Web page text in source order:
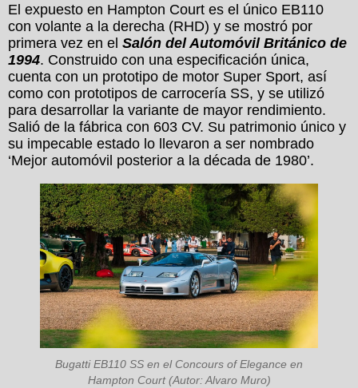
El expuesto en Hampton Court es el único EB110
con volante a la derecha (RHD) y se mostró por
primera vez en el Salón del Automóvil Británico de
1994. Construido con una especificación única,
cuenta con un prototipo de motor Super Sport, así
como con prototipos de carrocería SS, y se utilizó
para desarrollar la variante de mayor rendimiento.
Salió de la fábrica con 603 CV. Su patrimonio único y
su impecable estado lo llevaron a ser nombrado
‘Mejor automóvil posterior a la década de 1980’.
Bugatti EB110 SS en el Concours of Elegance en
Hampton Court (Autor: Alvaro Muro)